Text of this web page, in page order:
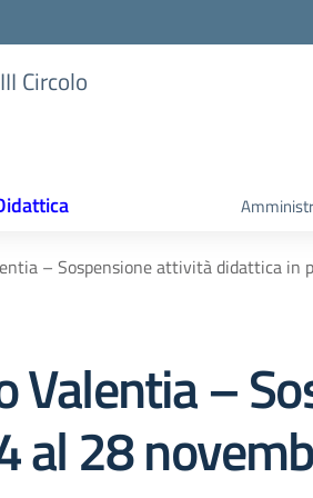
Circolo
– Sospensione attività didattica in
Valentia –
al 28